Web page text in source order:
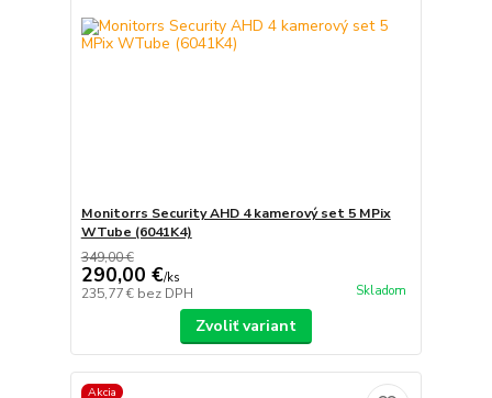
Monitorrs Security AHD 4 kamerový set 5 MPix
WTube (6041K4)
349,00 €
290,00 €/ks
235,77 € bez DPH Skladom
Zvoliť variant
Akcia